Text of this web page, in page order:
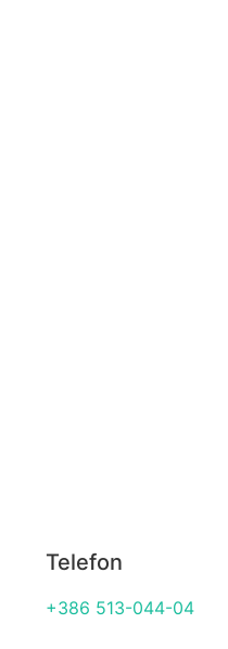
Telefon
+386 513-044-04